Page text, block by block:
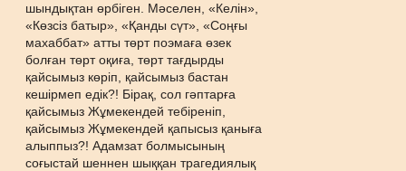
шындықтан өрбіген. Мəселен, «Келін»,
«Көзсіз батыр», «Қанды сүт», «Соңғы
махаббат» атты төрт поэмаға өзек
болған төрт оқиға, төрт тағдырды
қайсымыз көріп, қайсымыз бастан
кешірмеп едік?! Бірақ, сол гəптарға
қайсымыз Жұмекендей тебіреніп,
қайсымыз Жұмекендей қапысыз қаныға
алыппыз?! Адамзат болмысының
соғыстай шеннен шыққан трагедиялық